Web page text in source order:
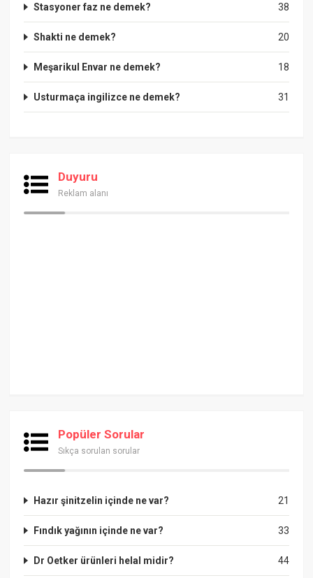
38
Stasyoner faz ne demek?
20
Shakti ne demek?
18
Meşarikul Envar ne demek?
31
Usturmaça ingilizce ne demek?
Duyuru
Reklam alanı
Popüler Sorular
Sıkça sorulan sorular
21
Hazır şinitzelin içinde ne var?
33
Fındık yağının içinde ne var?
44
Dr Oetker ürünleri helal midir?